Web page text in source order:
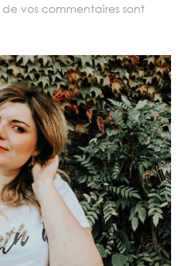
vos commentaires sont